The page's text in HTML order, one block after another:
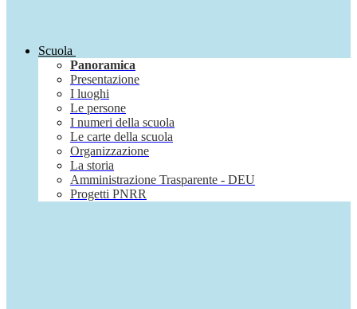
Scuola
Panoramica
Presentazione
I luoghi
Le persone
I numeri della scuola
Le carte della scuola
Organizzazione
La storia
Amministrazione Trasparente - DEU
Progetti PNRR